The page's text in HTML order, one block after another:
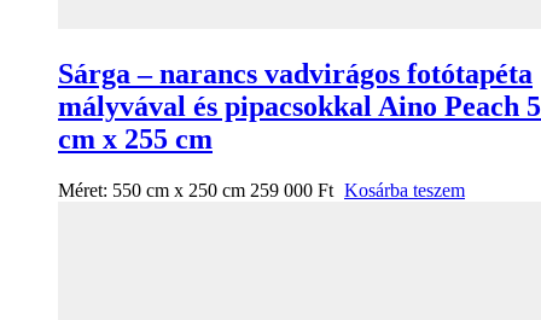
Sárga – narancs vadvirágos fotótapéta
mályvával és pipacsokkal Aino Peach
cm x 255 cm
Méret: 550 cm x 250 cm 259 000 Ft Kosárba teszem